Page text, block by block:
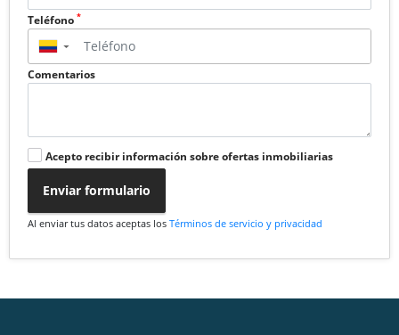
Teléfono *
▼
Comentarios
Acepto recibir información sobre ofertas inmobiliarias
Enviar formulario
Al enviar tus datos aceptas los Términos de servicio y privacidad